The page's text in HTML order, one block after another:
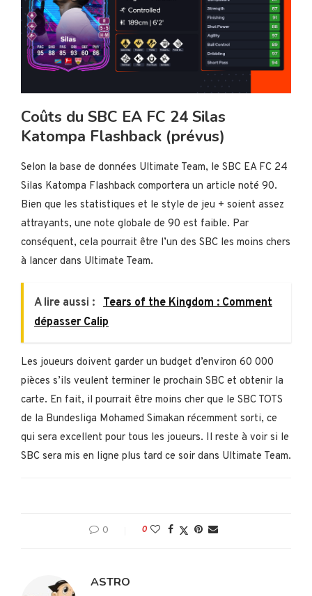
Coûts du SBC EA FC 24 Silas
Katompa Flashback (prévus)
Selon la base de données Ultimate Team, le SBC EA FC 24
Silas Katompa Flashback comportera un article noté 90.
Bien que les statistiques et le style de jeu + soient assez
attrayants, une note globale de 90 est faible. Par
conséquent, cela pourrait être l’un des SBC les moins chers
à lancer dans Ultimate Team.
A lire aussi :
Tears of the Kingdom : Comment
dépasser Calip
Les joueurs doivent garder un budget d’environ 60 000
pièces s’ils veulent terminer le prochain SBC et obtenir la
carte. En fait, il pourrait être moins cher que le SBC TOTS
de la Bundesliga Mohamed Simakan récemment sorti, ce
qui sera excellent pour tous les joueurs. Il reste à voir si le
SBC sera mis en ligne plus tard ce soir dans Ultimate Team.
0 0
ASTRO